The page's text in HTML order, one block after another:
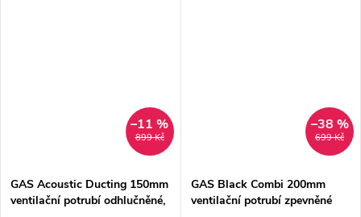
899 Kč
–11 %
GAS Acoustic Ducting 150mm
ventilační potrubí odhlučněné,
699 Kč
–38 %
GAS Black Combi 200mm
ventilační potrubí zpevněné